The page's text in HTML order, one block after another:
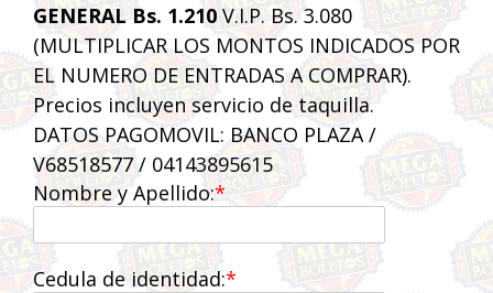
GENERAL Bs. 1.210 V.I.P. Bs. 3.080
(MULTIPLICAR LOS MONTOS INDICADOS POR
EL NUMERO DE ENTRADAS A COMPRAR).
Precios incluyen servicio de taquilla.
DATOS PAGOMOVIL: BANCO PLAZA /
V68518577 / 04143895615
Nombre y Apellido:
Cedula de identidad: